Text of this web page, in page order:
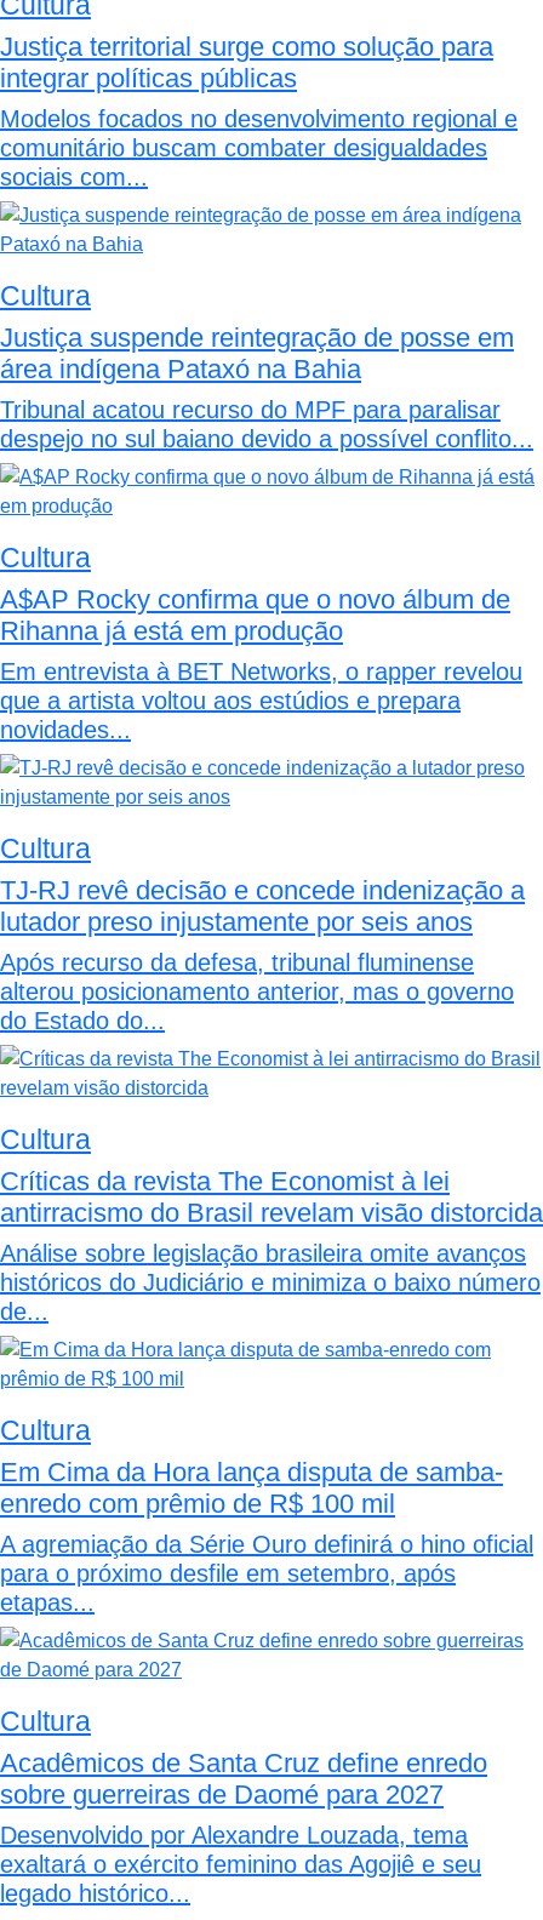
Justiça territorial surge como solução para
integrar políticas públicas
Modelos focados no desenvolvimento regional e
comunitário buscam combater desigualdades
sociais com...
Cultura
Justiça suspende reintegração de posse em
área indígena Pataxó na Bahia
Tribunal acatou recurso do MPF para paralisar
despejo no sul baiano devido a possível conflito...
Cultura
A$AP Rocky confirma que o novo álbum de
Rihanna já está em produção
Em entrevista à BET Networks, o rapper revelou
que a artista voltou aos estúdios e prepara
novidades...
Cultura
TJ-RJ revê decisão e concede indenização a
lutador preso injustamente por seis anos
Após recurso da defesa, tribunal fluminense
alterou posicionamento anterior, mas o governo
do Estado do...
Cultura
Críticas da revista The Economist à lei
antirracismo do Brasil revelam visão distorcida
Análise sobre legislação brasileira omite avanços
históricos do Judiciário e minimiza o baixo número
de...
Cultura
Em Cima da Hora lança disputa de samba-
enredo com prêmio de R$ 100 mil
A agremiação da Série Ouro definirá o hino oficial
para o próximo desfile em setembro, após
etapas...
Cultura
Acadêmicos de Santa Cruz define enredo
sobre guerreiras de Daomé para 2027
Desenvolvido por Alexandre Louzada, tema
exaltará o exército feminino das Agojiê e seu
legado histórico...